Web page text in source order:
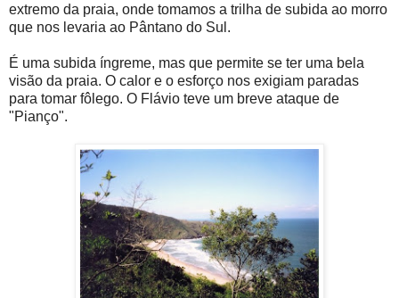
extremo da praia, onde tomamos a trilha de subida ao morro
que nos levaria ao Pântano do Sul.
É uma subida íngreme, mas que permite se ter uma bela
visão da praia. O calor e o esforço nos exigiam paradas
para tomar fôlego. O Flávio teve um breve ataque de
"Pianço".